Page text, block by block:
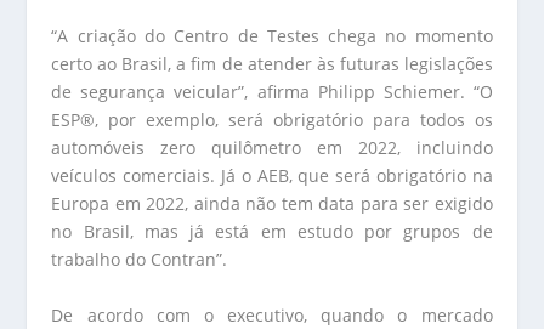
“A criação do Centro de Testes chega no momento
certo ao Brasil, a fim de atender às futuras legislações
de segurança veicular”, afirma Philipp Schiemer. “O
ESP®, por exemplo, será obrigatório para todos os
automóveis zero quilômetro em 2022, incluindo
veículos comerciais. Já o AEB, que será obrigatório na
Europa em 2022, ainda não tem data para ser exigido
no Brasil, mas já está em estudo por grupos de
trabalho do Contran”.
De acordo com o executivo, quando o mercado